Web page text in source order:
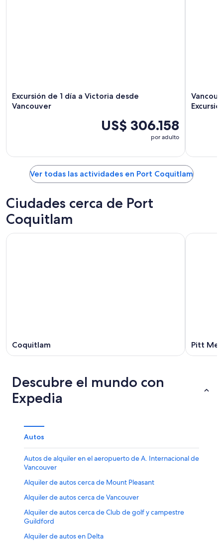
Excursión de 1 día a Victoria desde
Vancouver
US$ 306.158
por adulto
Ver todas las actividades en Port Coquitlam
Ciudades cerca de Port
Coquitlam
Coquitlam Pitt
Descubre el mundo con
Expedia
Autos
Autos de alquiler en el aeropuerto de A. Internacional de
Vancouver
Alquiler de autos cerca de Mount Pleasant
Alquiler de autos cerca de Vancouver
Alquiler de autos cerca de Club de golf y campestre
Guildford
Alquiler de autos en Delta